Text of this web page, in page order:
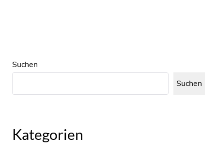
Suchen
Suchen
Kategorien